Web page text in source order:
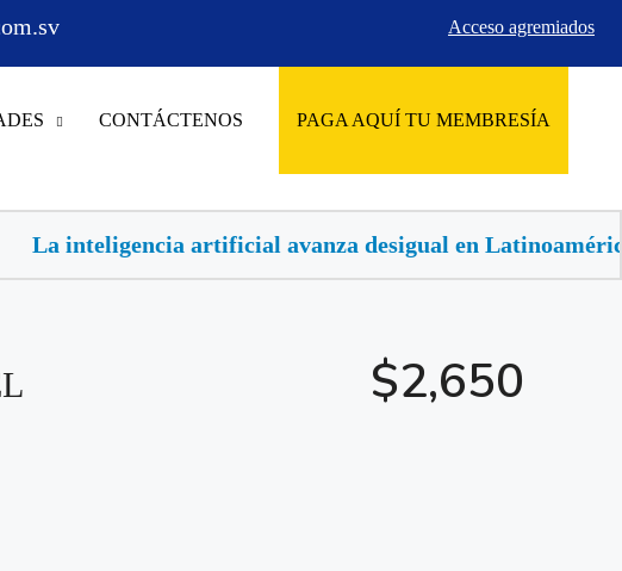
Acceso agremiados
CONTÁCTENOS PAGA AQUÍ TU MEMBRESÍA
avanza desigual en Latinoamérica, buscan llevarla al
$2,650